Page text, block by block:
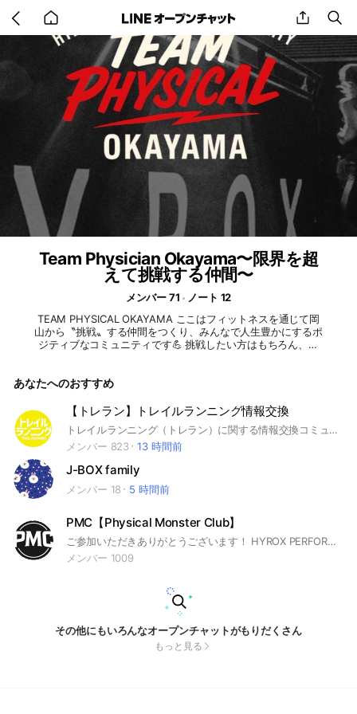
back
to
home
share
Team Physician Okayama〜限界を超
えて挑戦する仲間〜
メンバー 71
ノート 12
TEAM PHYSICAL OKAYAMA ここはフィットネスを通じて岡
山から〝挑戦〟する仲間をつくり、みんなで人生豊かにするポ
ジティブなコミュニティです💪 挑戦したい方はもちろん、そ
でも、年齢も関係なくどなたでも大歓迎です！ のぞいて見て
なくポジティブな仲間たちと一緒に、HYROX、ATHXなどのフ
ィットネスレースやマラソンなどに挑戦しよう！ ここではラ
ンニング・HYROX・ATHX・ハイブリッドフィットネスレース
など、挑戦に関することを自由にシェアできます。 1人ではで
きない挑戦も、仲間と一緒ならきっと勇気を出して挑戦ができ
るはず！その経験の先には…想像をはるかに越える素晴らしい
世界が待っている！ 共に挑戦していきましょう！🔥 まずは気
軽に「今日の挑戦」「今年の目標」「やってみたいこと」など
公式トレーニングクラブである-XTRY-が運営しておりますの
で、レースに関しての情報や🇯🇵代表レーサーをお招きした関
連セミナー、イベントなどのご案内もさせていただきます！ ⚪︎
レース情報 ⚪︎セミナーへの参加資格 ⚪︎各イベント ⚪︎練習会 ⚪︎
で出場可能 ⚪︎ロゴ入りアパレル など… #xtry #hyrox #コミ
ュニティ
あなたへのおすすめ
【トレラン】トレイルランニング情報交換
トレイルランニング（トレラン）に関する情報交換コミュニティです。 参加レース、おすすめギア、練習する山、など初心者も玄人も気軽に意見交換しましょう。 このトークルームをきっかけにオフ会ランニングをしたいと考えています
メンバー 823
13 時間前
J-BOX family
メンバー 18 5 時間前
PMC【Physical Monster Club】
ご参加いただきありがとうございます！ HYROX PERFORMANCE COACHのWataruです！ このLINEでは主に練習会の開催情報を先行で配信していきますので、是非チェックして参加してみてください♪ 練習会では ・HYROXとは？（ルール・種目の解説） ・実際のレース種目を体験！ ・個別アドバイス＆フィードバック など、HYROXレベルアップに向けた内容を中心に行います！ もちろんHYROX出場の有無に問わず ・楽しく皆で運動したい ・ワークアウト仲間が欲しい ・Wataruさんやってる競技ってどんなの？ とか、コミュニティとしても、僕と交流したい人でも、参加理由は自由で🆗!! HYROXを通して最高にエネルギッシュなフィットネスライフを過ごして、フィジカルモンスターを目指しましょう🔥 #HYROX #ハイロックス #HYBRIDATHLETE #フィジカルモンスター
メンバー 1009
その他にもいろんなオープンチャットがもりだくさん
もっと見る